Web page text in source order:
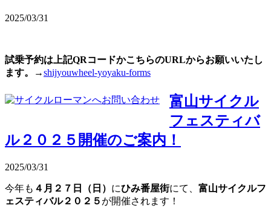
2025/03/31
試乗予約は上記QRコードかこちらのURLからお願いいたし
ます。
→shijyouwheel-yoyaku-forms
富山サイクル
フェスティバ
ル２０２５開催のご案内！
2025/03/31
今年も ４月２７日（日） にひみ番屋街にて、 富山サイクルフ
ェスティバル２０２５ が開催されます！